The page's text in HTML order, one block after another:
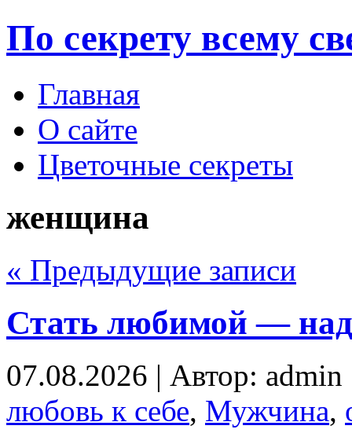
По секрету всему
Главная
О сайте
Цветочные секреты
женщина
« Предыдущие записи
Стать любимой —
07.08.2026 | Автор:
любовь к себе, Мужчина,